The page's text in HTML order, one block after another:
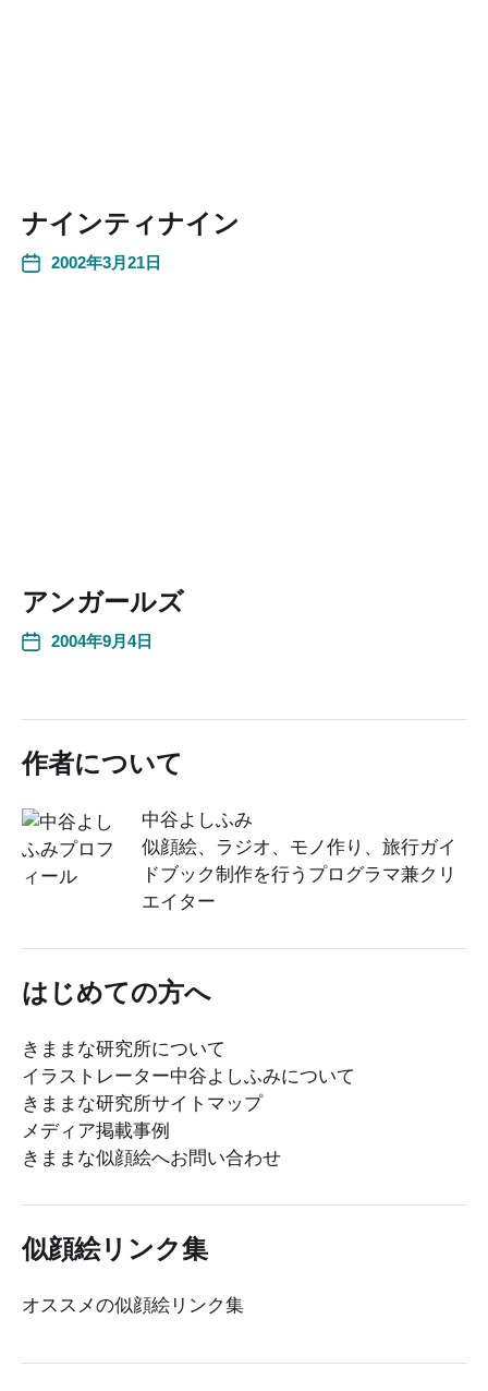
ナインティナイン
2002年3月21日
アンガールズ
2004年9月4日
作者について
中谷よしふみ
似顔絵、ラジオ、モノ作り、旅行ガイ
ドブック制作を行うプログラマ兼クリ
エイター
はじめての方へ
きままな研究所について
イラストレーター中谷よしふみについて
きままな研究所サイトマップ
メディア掲載事例
きままな似顔絵へお問い合わせ
似顔絵リンク集
オススメの似顔絵リンク集